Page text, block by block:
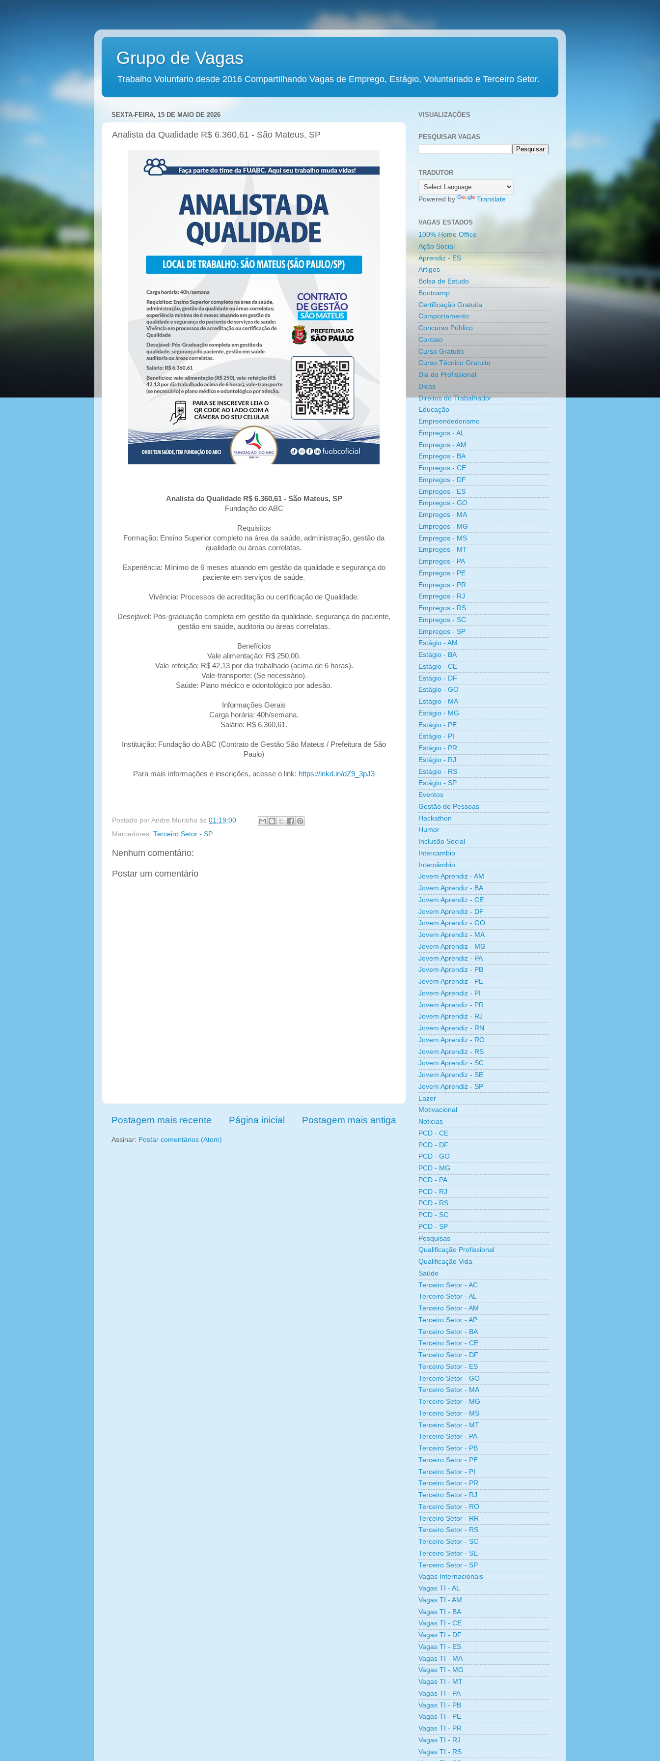
Grupo de Vagas
Trabalho Voluntario desde 2016 Compartilhando Vagas de Emprego, Estágio, Voluntariado e Terceiro Setor.
SEXTA-FEIRA, 15 DE MAIO DE 2026
Analista da Qualidade R$ 6.360,61 - São Mateus, SP
Analista da Qualidade R$ 6.360,61 - São Mateus, SP
Fundação do ABC
Requisitos
Formação: Ensino Superior completo na área da saúde, administração, gestão da
qualidade ou áreas correlatas.
Experiência: Mínimo de 6 meses atuando em gestão da qualidade e segurança do
paciente em serviços de saúde.
Vivência: Processos de acreditação ou certificação de Qualidade.
Desejável: Pós-graduação completa em gestão da qualidade, segurança do paciente,
gestão em saúde, auditoria ou áreas correlatas.
Benefícios
Vale alimentação: R$ 250,00.
Vale-refeição: R$ 42,13 por dia trabalhado (acima de 6 horas).
Vale-transporte: (Se necessário).
Saúde: Plano médico e odontológico por adesão.
Informações Gerais
Carga horária: 40h/semana.
Salário: R$ 6.360,61.
Instituição: Fundação do ABC (Contrato de Gestão São Mateus / Prefeitura de São
Paulo)
Para mais informações e inscrições, acesse o link: https://lnkd.in/dZ9_3pJ3
Postado por Andre Muralha às 01:19:00
Marcadores: Terceiro Setor - SP
Nenhum comentário:
Postar um comentário
Postagem mais recente Postagem mais antiga
Página inicial
Assinar: Postar comentários (Atom)
VISUALIZAÇÕES
PESQUISAR VAGAS
TRADUTOR
Powered by Translate
VAGAS ESTADOS
100% Home Office
Ação Social
Aprendiz - ES
Artigos
Bolsa de Estudo
Bootcamp
Certificação Gratuita
Comportamento
Concurso Público
Contato
Curso Gratuito
Curso Técnico Gratuito
Dia do Profissional
Dicas
Direitos do Trabalhador
Educação
Empreendedorismo
Empregos - AL
Empregos - AM
Empregos - BA
Empregos - CE
Empregos - DF
Empregos - ES
Empregos - GO
Empregos - MA
Empregos - MG
Empregos - MS
Empregos - MT
Empregos - PA
Empregos - PE
Empregos - PR
Empregos - RJ
Empregos - RS
Empregos - SC
Empregos - SP
Estágio - AM
Estágio - BA
Estágio - CE
Estágio - DF
Estágio - GO
Estágio - MA
Estágio - MG
Estágio - PE
Estágio - PI
Estágio - PR
Estágio - RJ
Estágio - RS
Estágio - SP
Eventos
Gestão de Pessoas
Hackathon
Humor
Inclusão Social
Intercambio
Intercâmbio
Jovem Aprendiz - AM
Jovem Aprendiz - BA
Jovem Aprendiz - CE
Jovem Aprendiz - DF
Jovem Aprendiz - GO
Jovem Aprendiz - MA
Jovem Aprendiz - MG
Jovem Aprendiz - PA
Jovem Aprendiz - PB
Jovem Aprendiz - PE
Jovem Aprendiz - PI
Jovem Aprendiz - PR
Jovem Aprendiz - RJ
Jovem Aprendiz - RN
Jovem Aprendiz - RO
Jovem Aprendiz - RS
Jovem Aprendiz - SC
Jovem Aprendiz - SE
Jovem Aprendiz - SP
Lazer
Motivacional
Noticias
PCD - CE
PCD - DF
PCD - GO
PCD - MG
PCD - PA
PCD - RJ
PCD - RS
PCD - SC
PCD - SP
Pesquisas
Qualificação Profissional
Qualificação Vida
Saúde
Terceiro Setor - AC
Terceiro Setor - AL
Terceiro Setor - AM
Terceiro Setor - AP
Terceiro Setor - BA
Terceiro Setor - CE
Terceiro Setor - DF
Terceiro Setor - ES
Terceiro Setor - GO
Terceiro Setor - MA
Terceiro Setor - MG
Terceiro Setor - MS
Terceiro Setor - MT
Terceiro Setor - PA
Terceiro Setor - PB
Terceiro Setor - PE
Terceiro Setor - PI
Terceiro Setor - PR
Terceiro Setor - RJ
Terceiro Setor - RO
Terceiro Setor - RR
Terceiro Setor - RS
Terceiro Setor - SC
Terceiro Setor - SE
Terceiro Setor - SP
Vagas Internacionais
Vagas TI - AL
Vagas TI - AM
Vagas TI - BA
Vagas TI - CE
Vagas TI - DF
Vagas TI - ES
Vagas TI - MA
Vagas TI - MG
Vagas TI - MT
Vagas TI - PA
Vagas TI - PB
Vagas TI - PE
Vagas TI - PR
Vagas TI - RJ
Vagas TI - RS